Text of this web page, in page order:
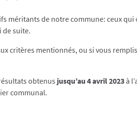
méritants de notre commune: ceux
de suite.
critères mentionnés, ou si vous
obtenus jusqu’au 4 avril 2023 à
communal.